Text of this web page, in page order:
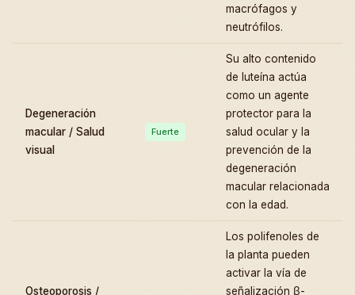
macrófagos y
neutrófilos.
Degeneración
macular / Salud
visual
Fuerte
Su alto contenido
de luteína actúa
como un agente
protector para la
salud ocular y la
prevención de la
degeneración
macular relacionada
con la edad.
Osteoporosis /
Los polifenoles de
la planta pueden
activar la vía de
señalización β-